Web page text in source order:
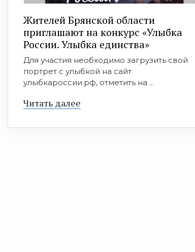
Жителей Брянской области
приглашают на конкурс «Улыбка
России. Улыбка единства»
Для участия необходимо загрузить свой
портрет с улыбкой на сайт
улыбкароссии.рф, отметить на ...
Читать далее